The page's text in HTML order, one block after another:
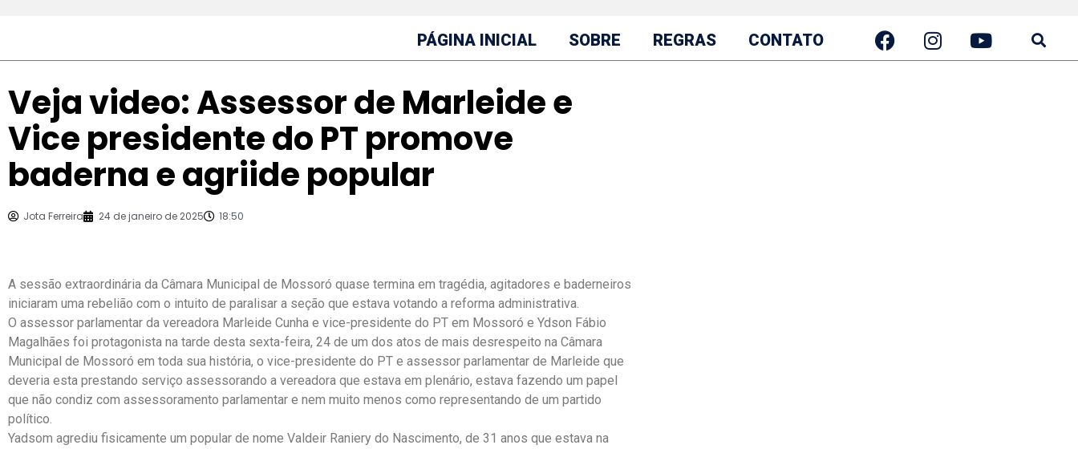
PÁGINA INICIAL SOBRE REGRAS CONTATO
Veja video: Assessor de Marleide e
Vice presidente do PT promove
baderna e agriide popular
Jota Ferreira 24 de janeiro de 2025 18:50
A sessão extraordinária da Câmara Municipal de Mossoró quase termina em tragédia, agitadores e baderneiros
iniciaram uma rebelião com o intuito de paralisar a seção que estava votando a reforma administrativa.
O assessor parlamentar da vereadora Marleide Cunha e vice-presidente do PT em Mossoró e Ydson Fábio
Magalhães foi protagonista na tarde desta sexta-feira, 24 de um dos atos de mais desrespeito na Câmara
Municipal de Mossoró em toda sua história, o vice-presidente do PT e assessor parlamentar de Marleide que
deveria esta prestando serviço assessorando a vereadora que estava em plenário, estava fazendo um papel
que não condiz com assessoramento parlamentar e nem muito menos como representando de um partido
político.
Yadsom agrediu fisicamente um popular de nome Valdeir Raniery do Nascimento, de 31 anos que estava na